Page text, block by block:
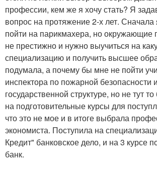
профессии, кем же я хочу стать? Я
вопрос на протяжение 2-х лет. Сначала
пойти на парикмахера, но окружающие
не престижно и нужно выучиться на
специализацию и получить высшее
подумала, а почему бы мне не пойти
инспектора по пожарной безопасности
государственной структуре, но не тут
на подготовительные курсы для
что это не мое и в итоге выбрала
экономиста. Поступила на
Кредит" банковское дело, и на 3 курсе
банк.